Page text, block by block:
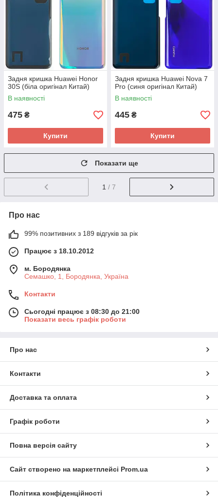
Задня кришка Huawei Honor
30S (біла оригінал Китай)
В наявності
475 ₴
Купити
Задня кришка Huawei Nova 7
Pro (синя оригінал Китай)
В наявності
445 ₴
Купити
Показати ще
1 / 7
Про нас
99% позитивних з 189 відгуків за рік
Працює з 18.10.2012
м. Бородянка
Семашко, 1, Бородянка, Україна
Контакти
Сьогодні працює з 08:30 до 21:00
Показати весь графік роботи
Про нас
Контакти
Доставка та оплата
Графік роботи
Повна версія сайту
Сайт створено на маркетплейсі Prom.ua
Політика конфіденційності